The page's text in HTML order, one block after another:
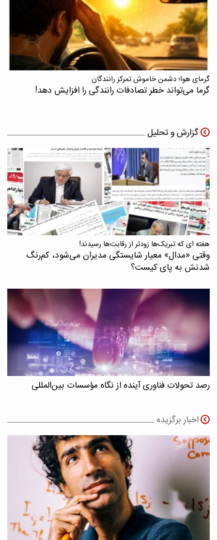
گرمای هوا؛ دشمن خاموش تمرکز رانندگان
گرما می‌تواند خطر تصادفات رانندگی را افزایش دهد!
گزارش و تحلیل
هفته ای که تبریک‌ها زودتر از رقابت‌ها رسیدند!
وقتی «مدال‌» معیار شایستگی مدیران می‌شود، کم‌رنگ
شدنش به پای کیست؟
رصد تحولات فناوری آینده از نگاه مؤسسات بین‌المللی
اخبار برگزیده